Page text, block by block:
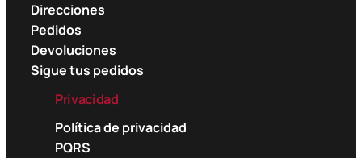
Direcciones
Pedidos
Devoluciones
Sigue tus pedidos
Privacidad
Política de privacidad
PQRS